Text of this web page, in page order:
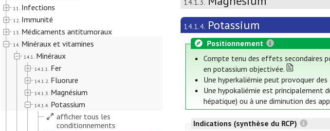
11. Infections
12. Immunité
13. Médicaments antitumoraux
14. Minéraux et vitamines
14.1. Minéraux
14.1.1. Fer
14.1.2. Fluorure
14.1.3. Magnésium
14.1.4. Potassium
afficher tous les
conditionnements
14.1.3.
14.1.4. Potassium
Positionnement
Compte tenu des effets secondaires
en potassium objectivée.
Une hyperkaliémie peut provoquer
Une hypokaliémie est principalement
hépatique) ou à une diminution des
Indications (synthèse du RCP)